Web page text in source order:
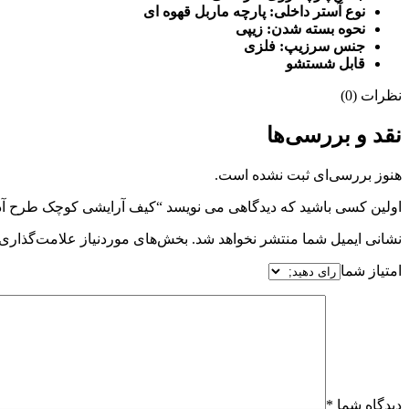
نوع آستر داخلی: پارچه ماربل قهوه ای
نحوه بسته شدن: زیپی
جنس سرزیپ: فلزی
قابل شستشو
نظرات (0)
نقد و بررسی‌ها
هنوز بررسی‌ای ثبت نشده است.
اولین کسی باشید که دیدگاهی می نویسد “کیف آرایشی کوچک طرح
نشانی ایمیل شما منتشر نخواهد شد. بخش‌های موردنیاز
امتیاز شما
دیدگاه شما *